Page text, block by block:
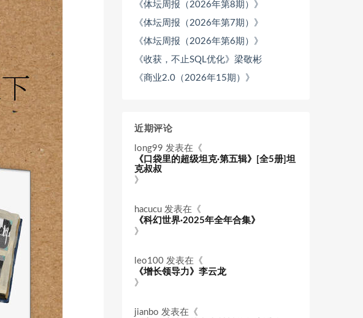
《体坛周报（2026年第8期）》
《体坛周报（2026年第7期）》
《体坛周报（2026年第6期）》
《收获，不止SQL优化》梁敬彬
《商业2.0（2026年15期）》
近期评论
long99 发表在《
《口袋里的超级坦克·第五辑》[全5册]坦
克叔叔
》
hacucu 发表在《
《科幻世界·2025年全年合集》
》
leo100 发表在《
《增长领导力》李云龙
》
jianbo 发表在《